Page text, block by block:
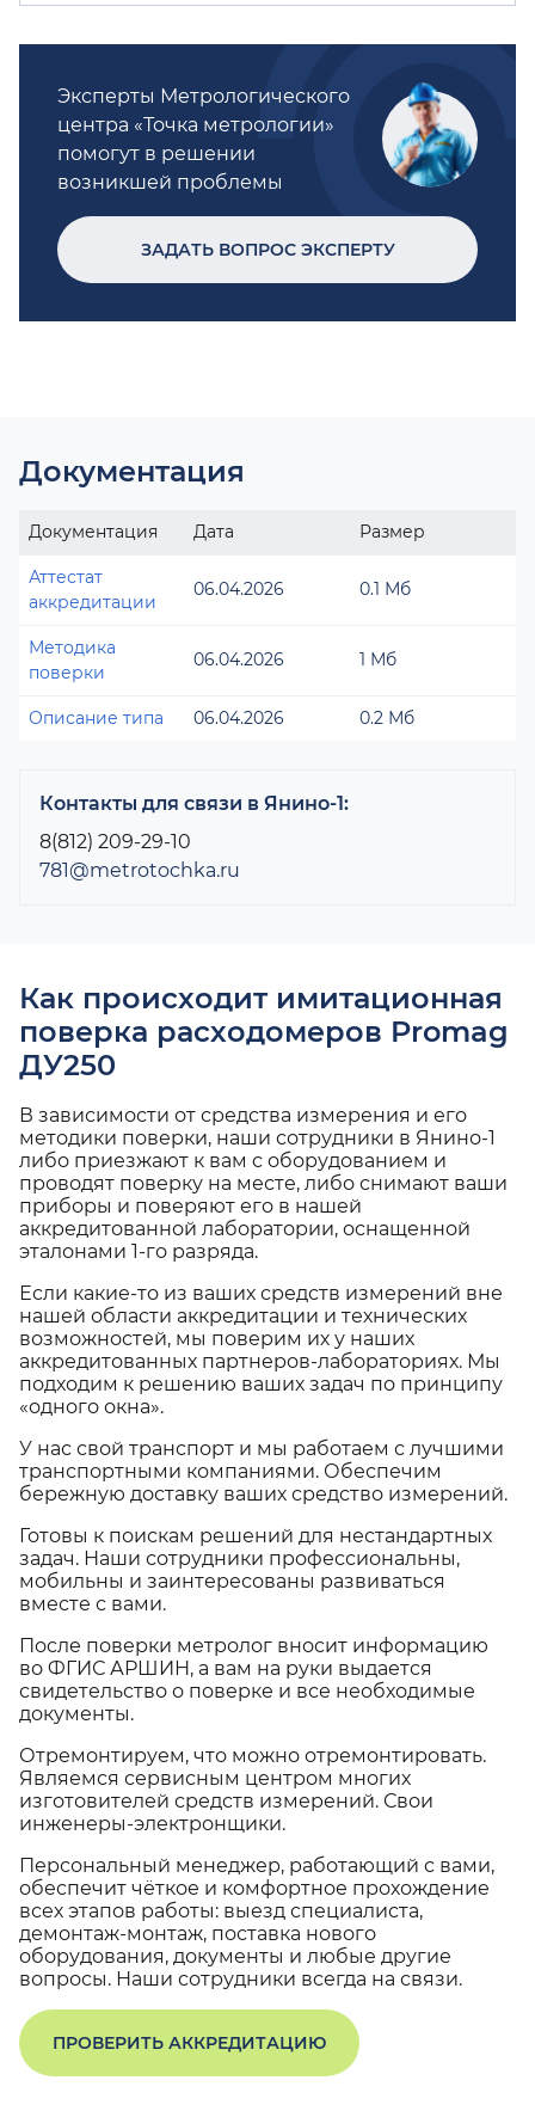
Эксперты Метрологического
центра «Точка метрологии»
помогут в решении
возникшей проблемы
ЗАДАТЬ ВОПРОС ЭКСПЕРТУ
Документация
Документация Дата Размер
Аттестат
аккредитации
06.04.2026 0.1 Мб
Методика
поверки
06.04.2026 1 Мб
Описание типа 06.04.2026 0.2 Мб
Контакты для связи в Янино-1:
8(812) 209-29-10
781@metrotochka.ru
Как происходит имитационная
поверка расходомеров Promag
ДУ250
В зависимости от средства измерения и его
методики поверки, наши сотрудники в Янино-1
либо приезжают к вам с оборудованием и
проводят поверку на месте, либо снимают ваши
приборы и поверяют его в нашей
аккредитованной лаборатории, оснащенной
эталонами 1-го разряда.
Если какие-то из ваших средств измерений вне
нашей области аккредитации и технических
возможностей, мы поверим их у наших
аккредитованных партнеров-лабораториях. Мы
подходим к решению ваших задач по принципу
«одного окна».
У нас свой транспорт и мы работаем с лучшими
транспортными компаниями. Обеспечим
бережную доставку ваших средство измерений.
Готовы к поискам решений для нестандартных
задач. Наши сотрудники профессиональны,
мобильны и заинтересованы развиваться
вместе с вами.
После поверки метролог вносит информацию
во ФГИС АРШИН, а вам на руки выдается
свидетельство о поверке и все необходимые
документы.
Отремонтируем, что можно отремонтировать.
Являемся сервисным центром многих
изготовителей средств измерений. Свои
инженеры-электронщики.
Персональный менеджер, работающий с вами,
обеспечит чёткое и комфортное прохождение
всех этапов работы: выезд специалиста,
демонтаж-монтаж, поставка нового
оборудования, документы и любые другие
вопросы. Наши сотрудники всегда на связи.
ПРОВЕРИТЬ АККРЕДИТАЦИЮ